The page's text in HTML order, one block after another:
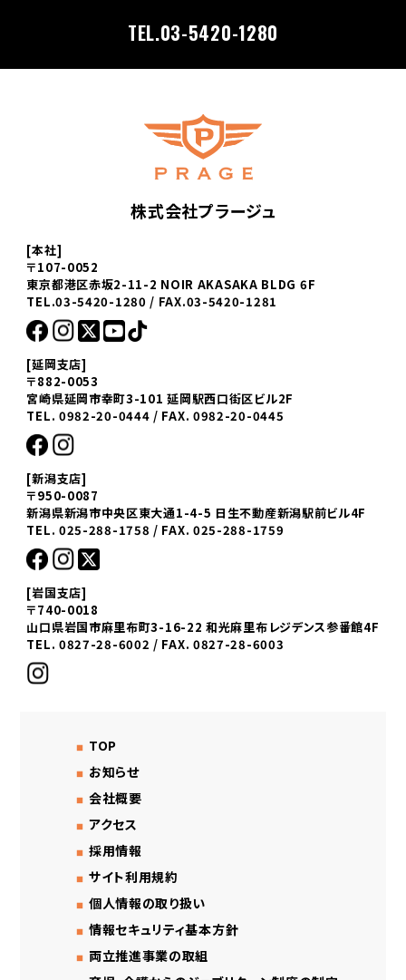
TEL.03-5420-1280
株式会社プラージュ
[本社]
〒107-0052
東京都港区赤坂2-11-2 NOIR AKASAKA BLDG 6F
TEL.03-5420-1280 / FAX.03-5420-1281
[延岡支店]
〒882-0053
宮崎県延岡市幸町3-101 延岡駅西口街区ビル2F
TEL. 0982-20-0444 / FAX. 0982-20-0445
[新潟支店]
〒950-0087
新潟県新潟市中央区東大通1-4-5 日生不動産新潟駅前ビル4F
TEL. 025-288-1758 / FAX. 025-288-1759
[岩国支店]
〒740-0018
山口県岩国市麻里布町3-16-22 和光麻里布レジデンス参番館4F
TEL. 0827-28-6002 / FAX. 0827-28-6003
TOP
お知らせ
会社概要
アクセス
採用情報
サイト利用規約
個人情報の取り扱い
情報セキュリティ基本方針
両立推進事業の取組